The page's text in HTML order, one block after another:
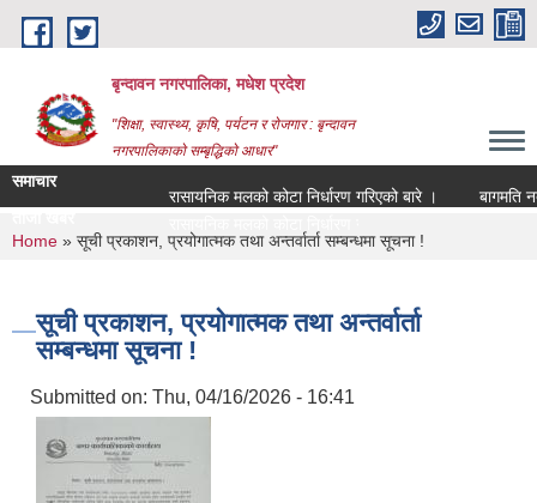
Skip to main content
बृन्दावन नगरपालिका, मधेश प्रदेश
"शिक्षा, स्वास्थ्य, कृषि, पर्यटन र रोजगार : बृन्दावन
नगरपालिकाको सम्बृद्धिको आधार"
समाचार
रासायनिक मलको कोटा निर्धारण गरिएको बारे ।
बागमति
You are here
Home » सूची प्रकाशन, प्रयोगात्मक तथा अन्तर्वार्ता सम्बन्धमा सूचना !
सूची प्रकाशन, प्रयोगात्मक तथा अन्तर्वार्ता
सम्बन्धमा सूचना !
Submitted on: Thu, 04/16/2026 - 16:41